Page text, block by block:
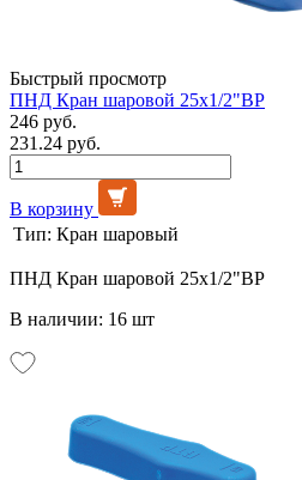
Быстрый просмотр
ПНД Кран шаровой 25х1/2"ВР
246 руб.
231.24 руб.
В корзину
Тип: Кран шаровый
ПНД Кран шаровой 25х1/2"ВР
В наличии: 16 шт